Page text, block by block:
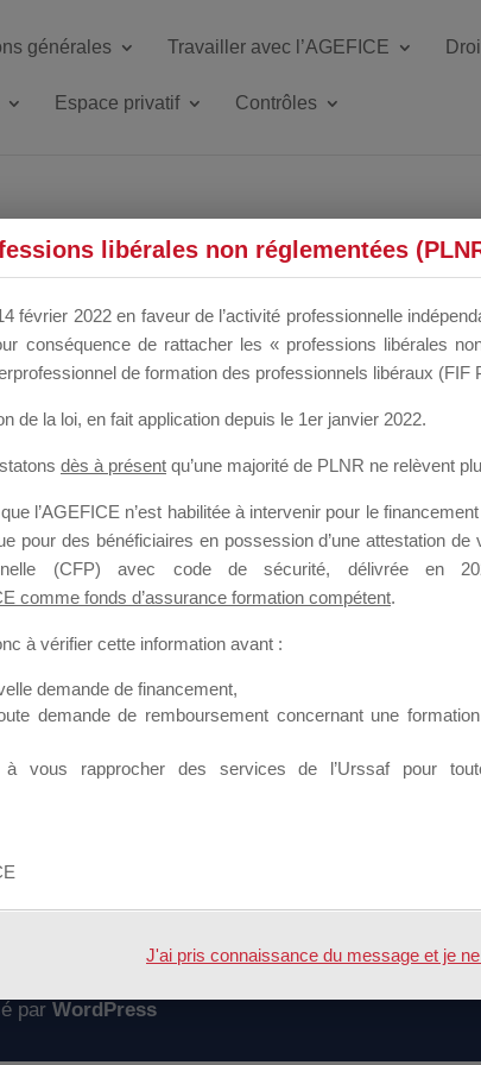
générales Travailler avec l’AGEFICE
Espace privatif Contrôles
DU
a un mois
qui souhaitent répondre à l’Appel à Propositions
sur lequel il est possible de laisser un message ou poser
rejoindre ce groupe
de l'OF
par WordPress
libérales non réglementées
février 2022 en faveur de l’activité professionnelle
conséquence de rattacher les « professions libérales
de formation des professionnels libéraux (FIF
de la loi, en fait application depuis le 1er janvier 2022.
dès à présent qu’une majorité de PLNR ne relèvent
l’AGEFICE n’est habilitée à intervenir pour le
pour des bénéficiaires en possession d’une attestation
(CFP) avec code de sécurité, délivrée en
comme fonds d’assurance formation compétent.
à vérifier cette information avant :
demande de financement,
demande de remboursement concernant une
vous rapprocher des services de l’Urssaf pour
J'ai pris connaissance du message et je